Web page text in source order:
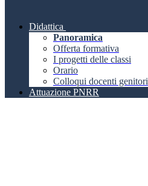
Didattica
Panoramica
Offerta formativa
I progetti delle classi
Orario
Colloqui docenti genitori
Attuazione PNRR